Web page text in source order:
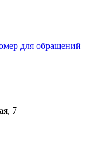
для обращений
7